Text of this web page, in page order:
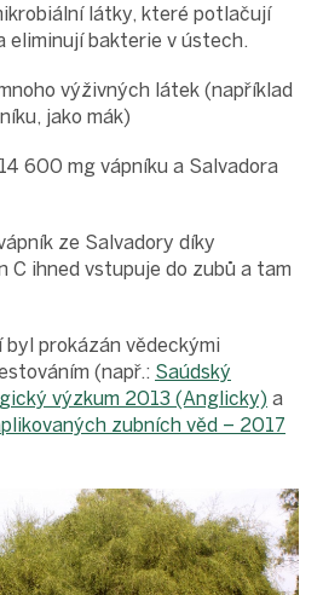
látky, které potlačují
eliminují bakterie v ústech.
výživných látek (například
jako mák)
600 mg vápníku a Salvadora
ze Salvadory díky
ihned vstupuje do zubů a tam
prokázán vědeckými
(např.: Saúdský
výzkum 2013 (Anglicky) a
zubních věd – 2017